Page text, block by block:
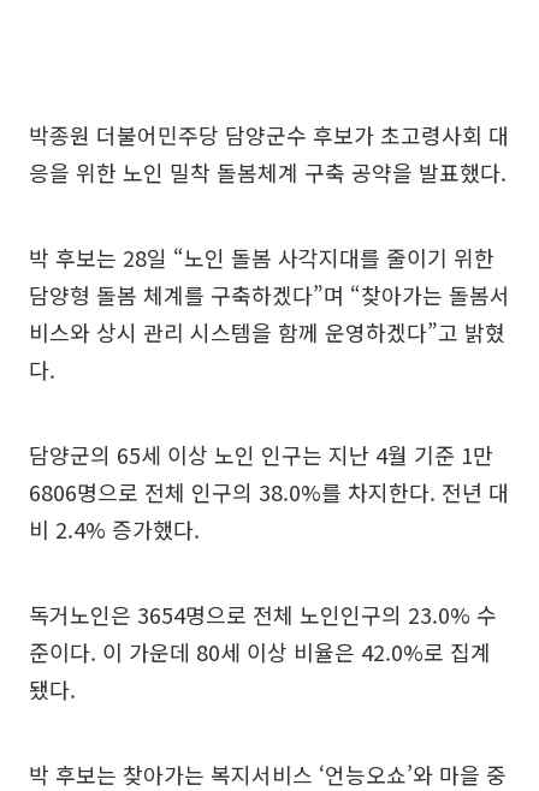
박종원 더불어민주당 담양군수 후보가 초고령사회 대
응을 위한 노인 밀착 돌봄체계 구축 공약을 발표했다.
박 후보는 28일 “노인 돌봄 사각지대를 줄이기 위한
담양형 돌봄 체계를 구축하겠다”며 “찾아가는 돌봄서
비스와 상시 관리 시스템을 함께 운영하겠다”고 밝혔
다.
담양군의 65세 이상 노인 인구는 지난 4월 기준 1만
6806명으로 전체 인구의 38.0%를 차지한다. 전년 대
비 2.4% 증가했다.
독거노인은 3654명으로 전체 노인인구의 23.0% 수
준이다. 이 가운데 80세 이상 비율은 42.0%로 집계
됐다.
박 후보는 찾아가는 복지서비스 ‘언능오쇼’와 마을 중